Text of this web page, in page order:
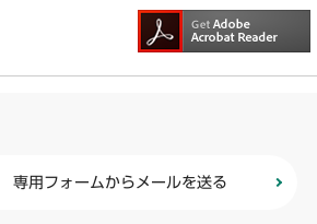
専用フォームからメールを送る